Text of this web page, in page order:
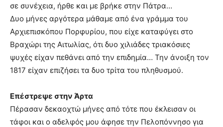
σε συνέχεια, ήρθε και με βρήκε στην Πάτρα…
Δυο μήνες αργότερα μάθαμε από ένα γράμμα του
Αρχιεπισκόπου Πορφυρίου, που είχε καταφύγει στο
Βραχώρι της Αιτωλίας, ότι δυο χιλιάδες τριακόσιες
ψυχές είχαν πεθάνει από την επιδημία… Την άνοιξη τον
1817 είχαν επιζήσει τα δυο τρίτα του πληθυσμού.
Επέστρεψε στην Άρτα
Πέρασαν δεκαοχτώ μήνες από τότε που έκλεισαν οι
τάφοι και ο αδελφός μου άφησε την Πελοπόννησο για